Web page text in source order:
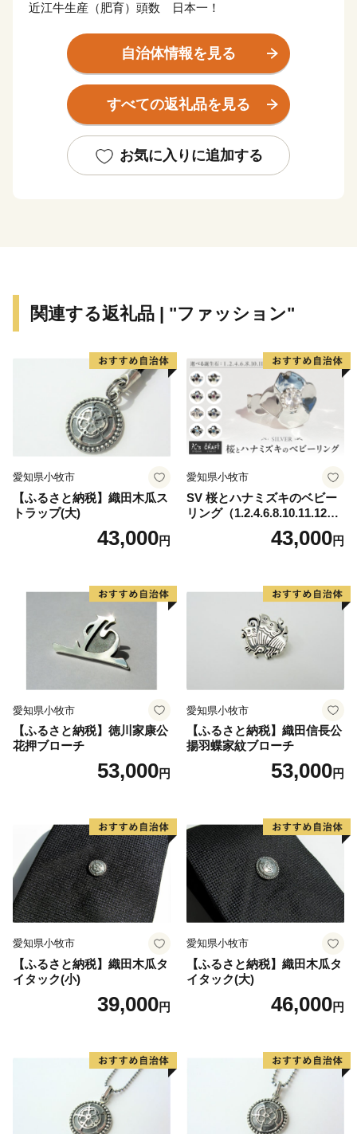
近江牛生産（肥育）頭数 日本一！
自治体情報を見る
すべての返礼品を見る
お気に入りに追加する
関連する返礼品 | "ファッション"
愛知県小牧市
【ふるさと納税】織田木瓜ス
トラップ(大)
43,000円
愛知県小牧市
SV 桜とハナミズキのベビー
リング（1.2.4.6.8.10.11.12
43,000円
愛知県小牧市
【ふるさと納税】徳川家康公
花押ブローチ
53,000円
愛知県小牧市
【ふるさと納税】織田信長公
揚羽蝶家紋ブローチ
53,000円
愛知県小牧市
【ふるさと納税】織田木瓜タ
イタック(小)
39,000円
愛知県小牧市
【ふるさと納税】織田木瓜タ
イタック(大)
46,000円